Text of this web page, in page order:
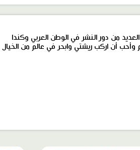
من دور النشر في الوطن العربي وكندا